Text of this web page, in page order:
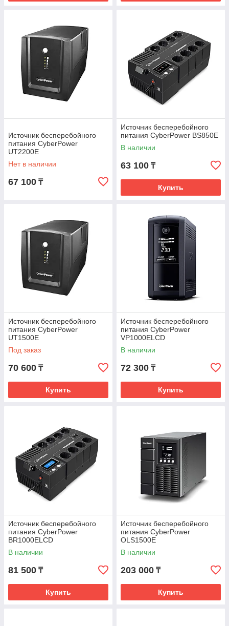
Источник бесперебойного
питания CyberPower
UT2200E
Нет в наличии
67 100 ₸
Источник бесперебойного
питания CyberPower BS850E
В наличии
63 100 ₸
Купить
Источник бесперебойного
питания CyberPower
UT1500E
Под заказ
70 600 ₸
Купить
Источник бесперебойного
питания CyberPower
VP1000ELCD
В наличии
72 300 ₸
Купить
Источник бесперебойного
питания CyberPower
BR1000ELCD
В наличии
81 500 ₸
Купить
Источник бесперебойного
питания CyberPower
OLS1500E
В наличии
203 000 ₸
Купить